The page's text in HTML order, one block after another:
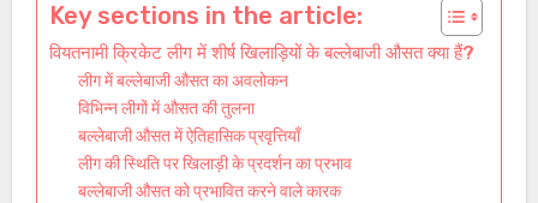
Key sections in the article:
वियतनामी क्रिकेट लीग में शीर्ष खिलाड़ियों के बल्लेबाजी औसत क्या हैं?
लीग में बल्लेबाजी औसत का अवलोकन
विभिन्न लीगों में औसत की तुलना
बल्लेबाजी औसत में ऐतिहासिक प्रवृत्तियाँ
लीग की स्थिति पर खिलाड़ी के प्रदर्शन का प्रभाव
बल्लेबाजी औसत को प्रभावित करने वाले कारक